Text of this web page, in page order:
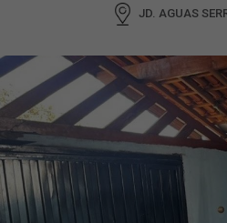
JD. AGUAS